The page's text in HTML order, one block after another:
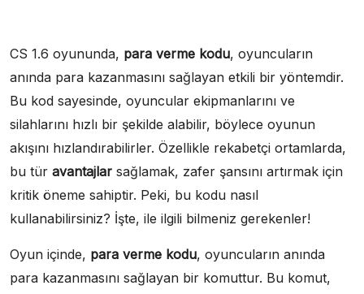
CS 1.6 oyununda, para verme kodu, oyuncuların
anında para kazanmasını sağlayan etkili bir yöntemdir.
Bu kod sayesinde, oyuncular ekipmanlarını ve
silahlarını hızlı bir şekilde alabilir, böylece oyunun
akışını hızlandırabilirler. Özellikle rekabetçi ortamlarda,
bu tür avantajlar sağlamak, zafer şansını artırmak için
kritik öneme sahiptir. Peki, bu kodu nasıl
kullanabilirsiniz? İşte, ile ilgili bilmeniz gerekenler!
Oyun içinde, para verme kodu, oyuncuların anında
para kazanmasını sağlayan bir komuttur. Bu komut,